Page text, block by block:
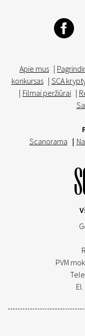
Apie mus |
konkursas | SCA
| Filmai peržiūrai |
Scanorama |
PVM